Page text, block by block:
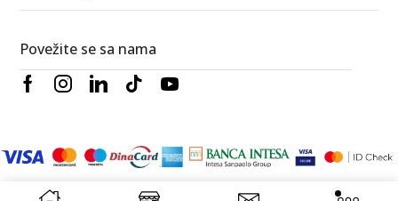
Povežite se sa nama